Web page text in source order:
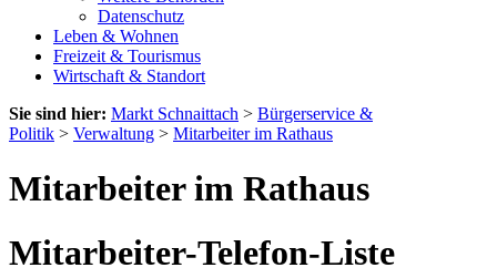
Datenschutz
Leben & Wohnen
Freizeit & Tourismus
Wirtschaft & Standort
Sie sind hier: Markt Schnaittach > Bürgerservice &
Politik > Verwaltung > Mitarbeiter im Rathaus
Mitarbeiter im Rathaus
Mitarbeiter-Telefon-Liste